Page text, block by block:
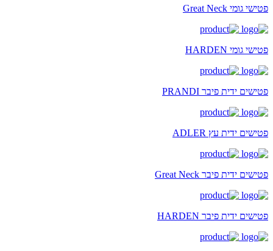
פטישי גומי Great Neck
פטישי גומי HARDEN
פטישים ידית פיבר PRANDI
פטישים ידית עץ ADLER
פטישים ידית פיבר Great Neck
פטישים ידית פיבר HARDEN